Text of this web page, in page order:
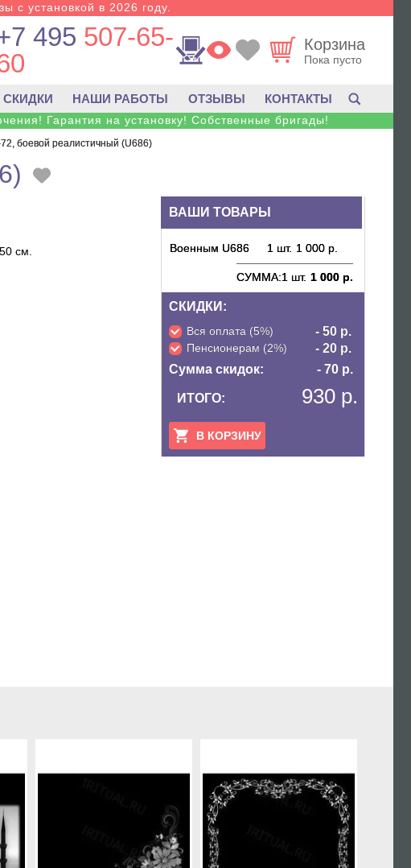
с установкой в 2026 году.
495 507-65-
Корзина
Пока пусто
СКИДКИ НАШИ РАБОТЫ ОТЗЫВЫ КОНТАКТЫ
Гарантия на установку! Собственные бригады!
72, боевой реалистичный (U686)
ВАШИ ТОВАРЫ
Военным U686 1 шт. 1 000 р.
СУММА:1 шт. 1 000 р.
СКИДКИ:
Вся оплата (5%) - 50 р.
Пенсионерам (2%)
- 20 р.
Сумма скидок:
- 70 р.
ИТОГО: 930 р.
В КОРЗИНУ
см.